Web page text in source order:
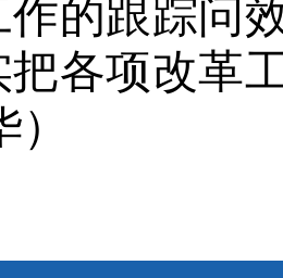
的跟踪问
各项改革